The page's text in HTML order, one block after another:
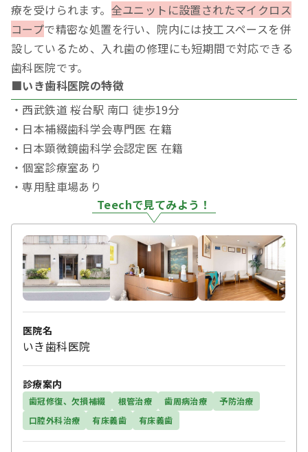
療を受けられます。 全ユニットに設置されたマイクロス
コープで精密な処置を行い、院内には技工スペースを併
設しているため、入れ歯の修理にも短期間で対応できる
歯科医院です。
■いき歯科医院の特徴
・西武鉄道 桜台駅 南口 徒歩19分
・日本補綴歯科学会専門医 在籍
・日本顕微鏡歯科学会認定医 在籍
・個室診療室あり
・専用駐車場あり
Teechで見てみよう！
医院名
いき歯科医院
診療案内
歯冠修復、欠損補綴 根管治療 歯周病治療
予防治療
口腔外科治療
有床義歯 有床義歯